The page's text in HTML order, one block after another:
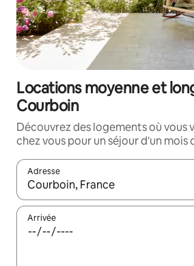
Locations moyenne et
Courboin
Découvrez des logements où vous
chez vous pour un séjour d'un mois
Adresse
Lorsque les résultats s'affichent,
Arrivée